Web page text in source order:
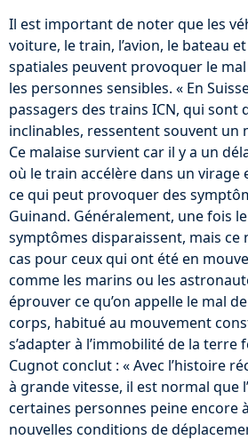
Il est important de noter que les
voiture, le train, l’avion, le bateau
spatiales peuvent provoquer le
les personnes sensibles. « En
passagers des trains ICN, qui sont
inclinables, ressentent souvent un
Ce malaise survient car il y a un
où le train accélère dans un virage
ce qui peut provoquer des
Guinand. Généralement, une fois
symptômes disparaissent, mais ce
cas pour ceux qui ont été en
comme les marins ou les
éprouver ce qu’on appelle le mal
corps, habitué au mouvement
s’adapter à l’immobilité de la terre
Cugnot conclut : « Avec l’histoire
à grande vitesse, il est normal que
certaines personnes peine encore
nouvelles conditions de